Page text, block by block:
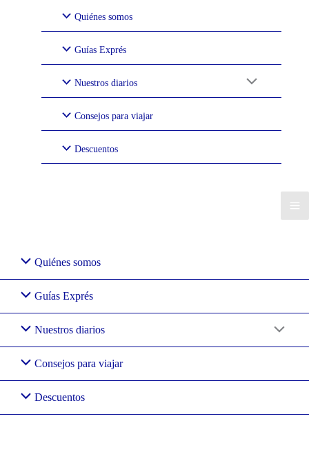
Quiénes somos
Guías Exprés
Nuestros diarios
Consejos para viajar
Descuentos
Quiénes somos
Guías Exprés
Nuestros diarios
Consejos para viajar
Descuentos